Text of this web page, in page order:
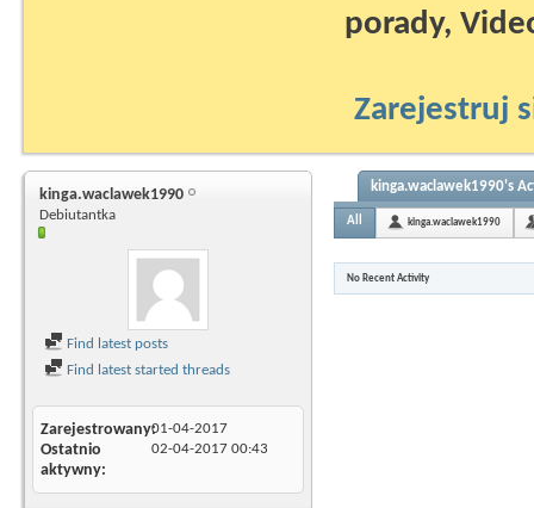
porady,
Zarejestruj
kinga.waclawek1990
Debiutantka
Find latest posts
Find latest started threads
Zarejestrowany01-04-2017
Ostatnio
aktywny
02-04-2017 00:43
kinga.waclawek1990's
All kinga.waclawek1990
No Recent Activity